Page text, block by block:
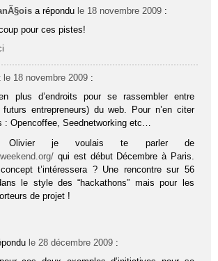
a répondu le 18 novembre 2009 :
pour ces pistes!
le 18 novembre 2009 :
plus d’endroits pour se rassembler entre
futurs entrepreneurs) du web. Pour n’en citer
: Opencoffee, Seednetworking etc…
Olivier je voulais te parler de
qui est début Décembre à Paris.
t’intéressera ? Une rencontre sur 56
le style des “hackathons” mais pour les
de projet !
le 28 décembre 2009 :